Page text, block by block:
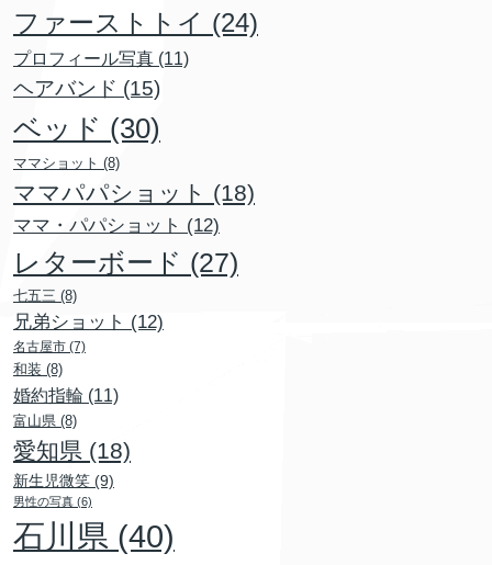
ファーストトイ (24)
プロフィール写真 (11)
ヘアバンド (15)
ベッド (30)
ママショット (8)
ママパパショット (18)
ママ・パパショット (12)
レターボード (27)
七五三 (8)
兄弟ショット (12)
名古屋市 (7)
和装 (8)
婚約指輪 (11)
富山県 (8)
愛知県 (18)
新生児微笑 (9)
男性の写真 (6)
石川県 (40)